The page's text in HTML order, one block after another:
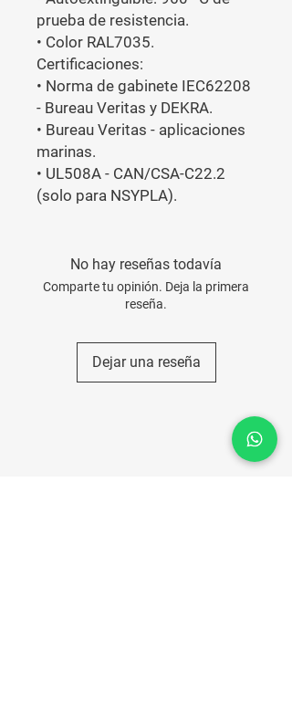
prueba de resistencia.
• Color RAL7035.
Certificaciones:
• Norma de gabinete IEC62208
- Bureau Veritas y DEKRA.
• Bureau Veritas - aplicaciones
marinas.
• UL508A - CAN/CSA-C22.2
(solo para NSYPLA).
No hay reseñas todavía
Comparte tu opinión. Deja la primera
reseña.
Dejar una reseña